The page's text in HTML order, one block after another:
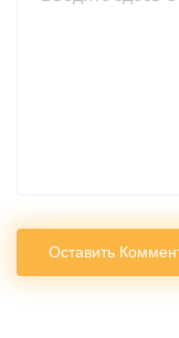
Оставить